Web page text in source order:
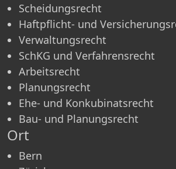
Scheidungsrecht
Haftpflicht- und
Verwaltungsrecht
SchKG und Verfahrensrecht
Arbeitsrecht
Planungsrecht
Ehe- und Konkubinatsrecht
Bau- und Planungsrecht
Ort
Bern